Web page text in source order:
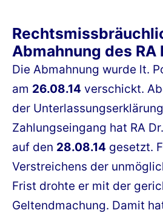
Abmahnung des RA
Die Abmahnung wurde lt.
am 26.08.14 verschickt.
der
Zahlungseingang hat RA
auf den 28.08.14 gesetzt.
Verstreichens der
Frist drohte er mit der
Geltendmachung. Damit